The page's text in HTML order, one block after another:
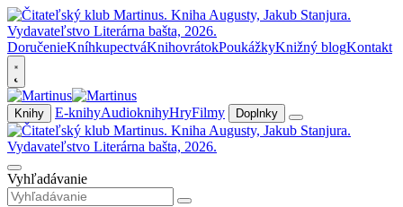
DoručenieKníhkupectváKnihovrátokPoukážkyKnižný blogKontakt
Knihy E-knihyAudioknihyHryFilmy Doplnky
Vyhľadávanie